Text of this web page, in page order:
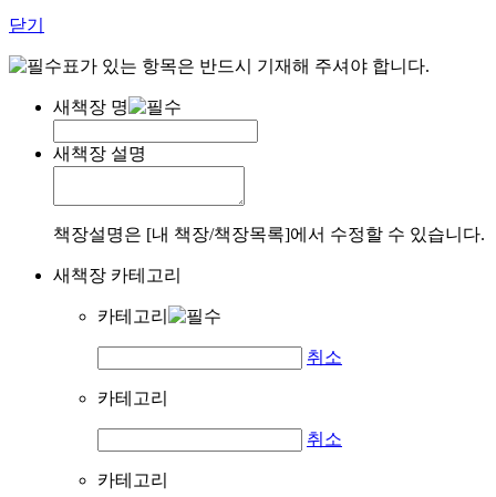
닫기
표가 있는 항목은 반드시 기재해 주셔야 합니다.
새책장 명
새책장 설명
책장설명은 [내 책장/책장목록]에서 수정할 수 있습니다.
새책장 카테고리
카테고리
취소
카테고리
취소
카테고리